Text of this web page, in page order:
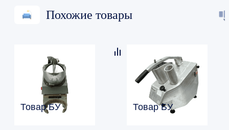
Похожие товары
Товар БУ Товар БУ